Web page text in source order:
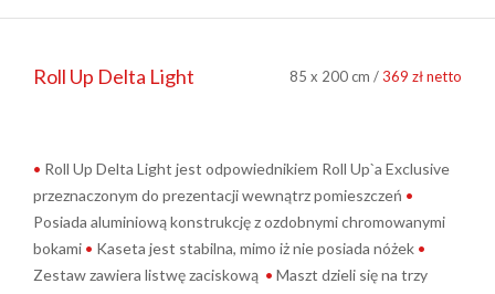
Roll Up Delta Light 85 x 200 cm /369 zł netto
• Roll Up Delta Light jest odpowiednikiem Roll Up`a Exclusive
przeznaczonym do prezentacji wewnątrz pomieszczeń •
Posiada aluminiową konstrukcję z ozdobnymi chromowanymi
bokami • Kaseta jest stabilna, mimo iż nie posiada nóżek •
Zestaw zawiera listwę zaciskową • Maszt dzieli się na trzy